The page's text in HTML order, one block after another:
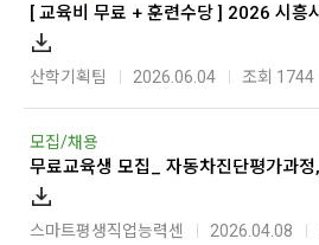
산학기획팀 2026.06.04 조회 1744
모집/채용
스마트평생직업능력센 2026.04.08